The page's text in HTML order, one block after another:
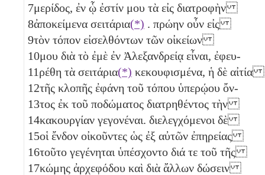
7μερίδος, ἐν ᾧ ἐστίν μου τὰ εἰς διατροφὴν
8ἀποκείμενα σειτάρια(*) . πρώην οὖν εἰς
9τὸν τόπον εἰσελθόντων τῶν οἰκείων
10μου διὰ τὸ ἐμὲ ἐν Ἀλεξανδρείᾳ εἶναι, ἐφευ-
11ρέθη τὰ σειτάρια(*) κεκουφισμένα, ἡ δὲ αἰτία
12τῆς κλοπῆς ἐφάνη τοῦ τόπου ὑπερῴου ὄν-
13τος ἐκ τοῦ ποδώματος διατρηθέντος τὴν
14κακουργίαν γεγονέναι. διελεγχόμενοι δὲ
15οἱ ἔνδον οἰκοῦντες ὡς ἐξ αὐτῶν ἐπηρείας
16τοῦτο γεγένηται ὑπέσχοντο διά τε τοῦ τῆς
17κώμης ἀρχεφόδου καὶ διὰ ἄλλων δώσειν